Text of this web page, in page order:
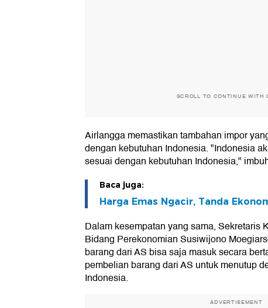
SCROLL TO CONTINUE WITH
Airlangga memastikan tambahan impor
dengan kebutuhan Indonesia. "Indonesia
sesuai dengan kebutuhan Indonesia,"
Baca juga:
Harga Emas Ngacir, Tanda
Dalam kesempatan yang sama, Sekretaris
Bidang Perekonomian Susiwijono
barang dari AS bisa saja masuk secara
pembelian barang dari AS untuk menutup
Indonesia.
ADVERTISEMENT